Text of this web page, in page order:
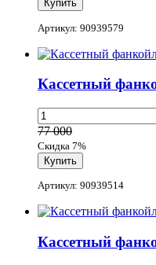
Артикул: 90939579
Кассетный
77 000
Скидка 7%
Артикул: 90939514
Кассетный